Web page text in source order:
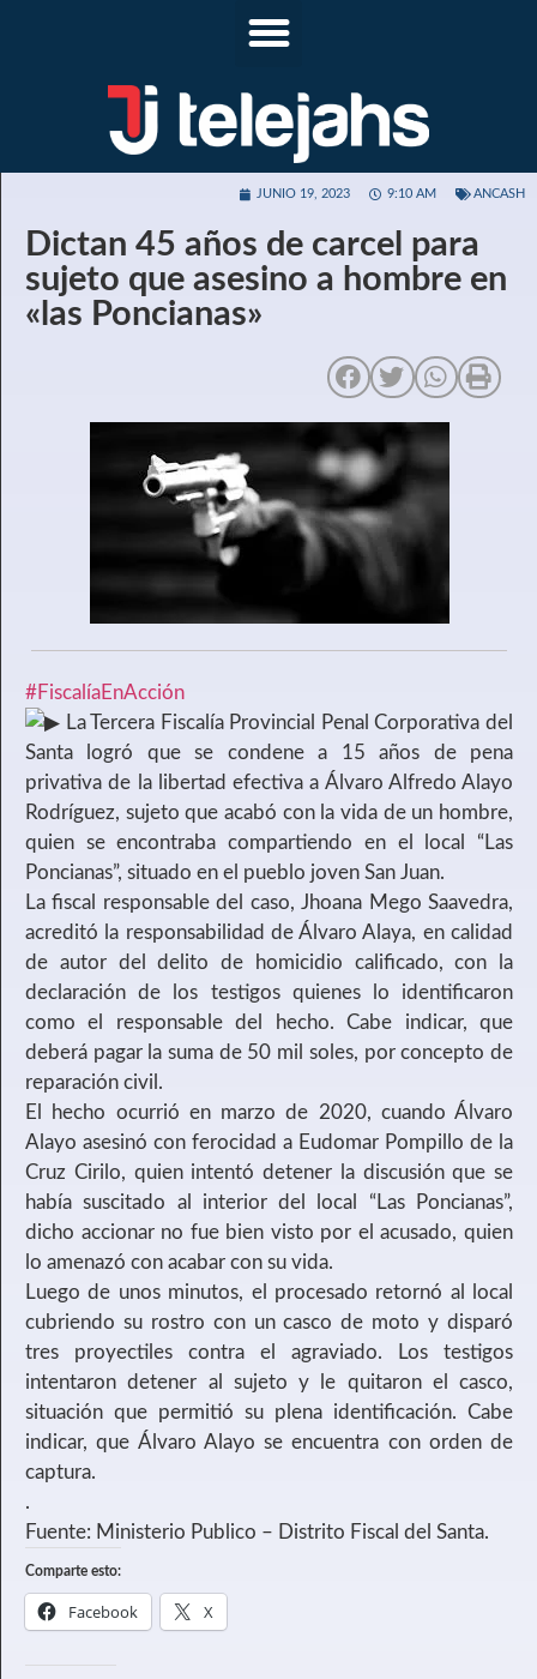
JUNIO 19, 2023 9:10 AM ANCASH
Dictan 45 años de carcel para
sujeto que asesino a hombre en
«las Poncianas»
#FiscalíaEnAcción
La Tercera Fiscalía Provincial Penal Corporativa del
Santa logró que se condene a 15 años de pena
privativa de la libertad efectiva a Álvaro Alfredo Alayo
Rodríguez, sujeto que acabó con la vida de un hombre,
quien se encontraba compartiendo en el local “Las
Poncianas”, situado en el pueblo joven San Juan.
La fiscal responsable del caso, Jhoana Mego Saavedra,
acreditó la responsabilidad de Álvaro Alaya, en calidad
de autor del delito de homicidio calificado, con la
declaración de los testigos quienes lo identificaron
como el responsable del hecho. Cabe indicar, que
deberá pagar la suma de 50 mil soles, por concepto de
reparación civil.
El hecho ocurrió en marzo de 2020, cuando Álvaro
Alayo asesinó con ferocidad a Eudomar Pompillo de la
Cruz Cirilo, quien intentó detener la discusión que se
había suscitado al interior del local “Las Poncianas”,
dicho accionar no fue bien visto por el acusado, quien
lo amenazó con acabar con su vida.
Luego de unos minutos, el procesado retornó al local
cubriendo su rostro con un casco de moto y disparó
tres proyectiles contra el agraviado. Los testigos
intentaron detener al sujeto y le quitaron el casco,
situación que permitió su plena identificación. Cabe
indicar, que Álvaro Alayo se encuentra con orden de
captura.
.
Fuente: Ministerio Publico – Distrito Fiscal del Santa.
Comparte esto:
Facebook X